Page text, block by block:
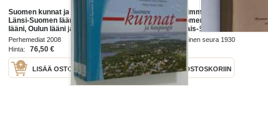
Suomen kunnat ja kaupungit 1-3 :
Länsi-Suomen lääni ; Itä-Suomen
lääni, Oulun lääni ja Lapin lääni ;
Etelä-Suomen lääni ja
Ahvenanmaa
Perhemediat 2008
Hinta:
76,50 €
LISÄÄ OSTOSKORIIN
Suomen wanhimmat maakirjat, 1 -
Warsinais-Suomen maakirja w:lta
1540 - Warsinais-Suomen maakirja
Suomen historiallinen seura 1930
Hinta:
90,00 €
LISÄÄ OSTOSKORIIN